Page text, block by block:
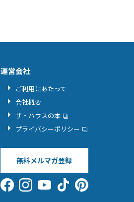
運営会社
ご利用にあたって
会社概要
ザ・ハウスの本
プライバシーポリシー
無料メルマガ登録